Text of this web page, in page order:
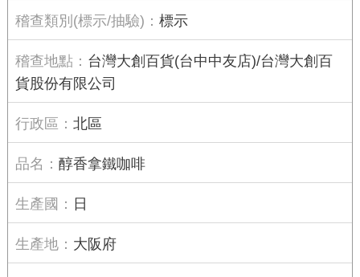
標示
台灣大創百貨(台中中友店)/台灣大創百
貨股份有限公司
北區
醇香拿鐵咖啡
日
大阪府